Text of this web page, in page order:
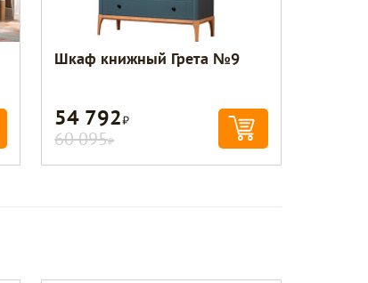
Шкаф книжный Грета №9
54 792Р
60 095Р